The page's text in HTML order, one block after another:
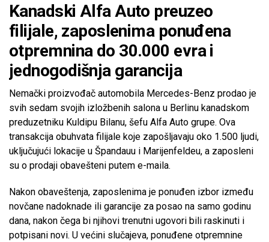
Kanadski Alfa Auto preuzeo
filijale, zaposlenima ponuđena
otpremnina do 30.000 evra i
jednogodišnja garancija
Nemački proizvođač automobila Mercedes-Benz prodao je
svih sedam svojih izložbenih salona u Berlinu kanadskom
preduzetniku Kuldipu Bilanu, šefu Alfa Auto grupe. Ova
transakcija obuhvata filijale koje zapošljavaju oko 1.500 ljudi,
uključujući lokacije u Špandauu i Marijenfeldeu, a zaposleni
su o prodaji obavešteni putem e-maila.
Nakon obaveštenja, zaposlenima je ponuđen izbor između
novčane nadoknade ili garancije za posao na samo godinu
dana, nakon čega bi njihovi trenutni ugovori bili raskinuti i
potpisani novi. U većini slučajeva, ponuđene otpremnine